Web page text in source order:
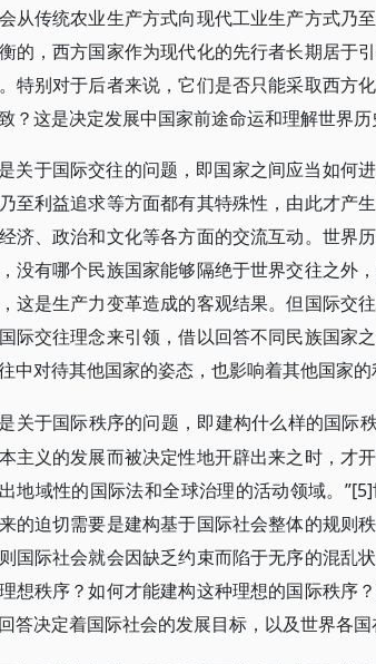
从传统农业生产方式向现代工业生产方式乃
的，西方国家作为现代化的先行者长期居于
特别对于后者来说，它们是否只能采取西方
？这是决定发展中国家前途命运和理解世界历
关于国际交往的问题，即国家之间应当如何
至利益追求等方面都有其特殊性，由此才产
济、政治和文化等各方面的交流互动。世界
没有哪个民族国家能够隔绝于世界交往之外
这是生产力变革造成的客观结果。但国际交
际交往理念来引领，借以回答不同民族国家
中对待其他国家的姿态，也影响着其他国家的
关于国际秩序的问题，即建构什么样的国际
主义的发展而被决定性地开辟出来之时，才
地域性的国际法和全球治理的活动领域。
的迫切需要是建构基于国际社会整体的规则
国际社会就会因缺乏约束而陷于无序的混乱
想秩序？如何才能建构这种理想的国际秩序
答决定着国际社会的发展目标，以及世界各国